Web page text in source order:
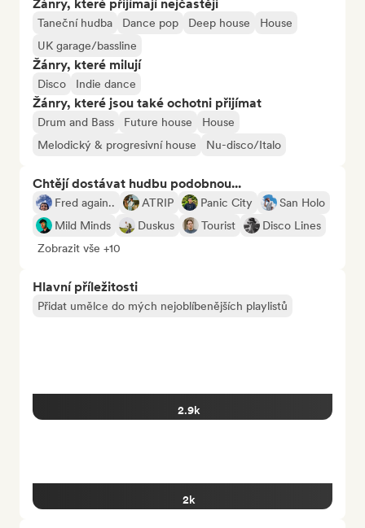
Žánry, které přijímají nejčastěji
Taneční hudba Dance pop Deep house
House
UK garage/bassline
Žánry, které milují
Disco Indie dance
Žánry, které jsou také ochotni přijímat
Drum and Bass Future house
House
Melodický & progresivní house
Nu-disco/Italo
Chtějí dostávat hudbu podobnou...
Fred again.. ATRIP Panic City
San Holo
Mild Minds
Duskus Tourist
Disco Lines
Zobrazit vše +10
Hlavní příležitosti
Přidat umělce do mých nejoblíbenějších playlistů
2.9k
2k